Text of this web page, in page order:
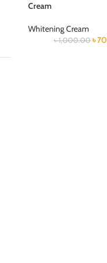
Cream
Whitening Cream
৳1,000.00 ৳